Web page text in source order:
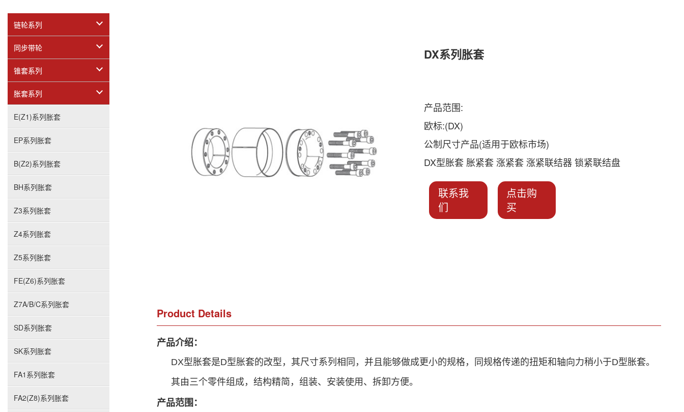
链轮系列
同步带轮
锥套系列
胀套系列
E(Z1)系列胀套
EP系列胀套
B(Z2)系列胀套
BH系列胀套
Z3系列胀套
Z4系列胀套
Z5系列胀套
FE(Z6)系列胀套
Z7A/B/C系列胀套
SD系列胀套
SK系列胀套
FA1系列胀套
FA2(Z8)系列胀套
DX系列胀套
产品范围:
欧标:(DX)
公制尺寸产品(适用于欧标市场)
DX型胀套 胀紧套 涨紧套 涨紧联结器 锁紧联结盘
联系我
们
点击购
买
Product Details
产品介绍：
DX型胀套是D型胀套的改型，其尺寸系列相同，并且能够做成更小的规格，同规格传递的扭矩和轴向力稍小于D型胀套。
其由三个零件组成，结构精简，组装、安装使用、拆卸方便。
产品范围：